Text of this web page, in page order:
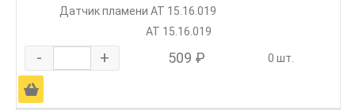
Датчик пламени АТ 15.16.019
АТ 15.16.019
- + 509 ₽ 0 шт.
Ä